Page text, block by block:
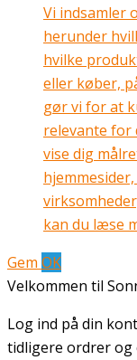
Vi indsamler
herunder
hvilke
eller køber,
gør vi for at
relevante for
vise dig
kan du læse
Gem OK
Velkommen til
Log ind på din
tidligere ordrer og